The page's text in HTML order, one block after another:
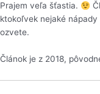
Prajem veľa šťastia.
ktokoľvek nejaké
ozvete.
Článok je z 2018,